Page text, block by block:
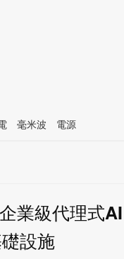
毫米波
電源
業級代理式AI
設施